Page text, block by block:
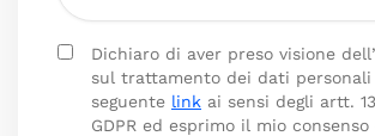
Dichiaro di aver preso visione
sul trattamento dei dati personali
seguente link ai sensi degli artt.
GDPR ed esprimo il mio